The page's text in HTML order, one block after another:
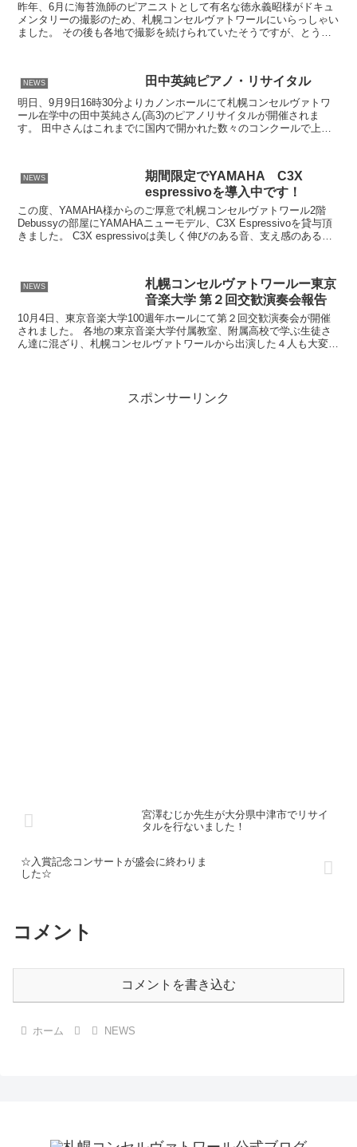
昨年、6月に海苔漁師のピアニストとして有名な徳永義昭様がドキュ
メンタリーの撮影のため、札幌コンセルヴァトワールにいらっしゃい
ました。 その後も各地で撮影を続けられていたそうですが、とうと
NEWS 田中英純ピアノ・リサイタル
明日、9月9日16時30分よりカノンホールにて札幌コンセルヴァトワ
ール在学中の田中英純さん(高3)のピアノリサイタルが開催されま
す。 田中さんはこれまでに国内で開かれた数々のコンクールで上位
NEWS
期間限定でYAMAHA C3X
espressivoを導入中です！
この度、YAMAHA様からのご厚意で札幌コンセルヴァトワール2階
Debussyの部屋にYAMAHAニューモデル、C3X Espressivoを貸与頂
きました。 C3X espressivoは美しく伸びのある音、支え感のある立
NEWS
札幌コンセルヴァトワールー東京
音楽大学 第２回交歓演奏会報告
10月4日、東京音楽大学100週年ホールにて第２回交歓演奏会が開催
されました。 各地の東京音楽大学付属教室、附属高校で学ぶ生徒さ
ん達に混ざり、札幌コンセルヴァトワールから出演した４人も大変立
スポンサーリンク
宮澤むじか先生が大分県中津市でリサイ
タルを行ないました！
☆入賞記念コンサートが盛会に終わりま
した☆
コメント
コメントを書き込む
ホーム NEWS